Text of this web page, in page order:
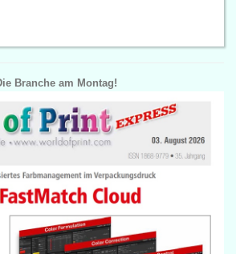
Branche am Montag!